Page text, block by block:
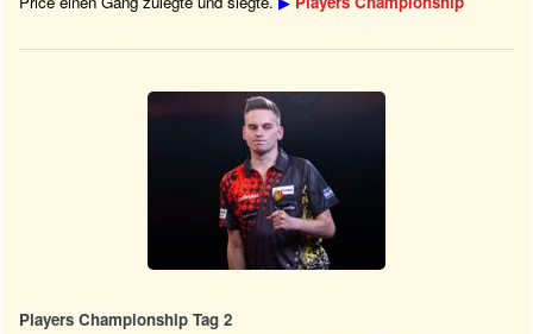
Players Championship Tag 2